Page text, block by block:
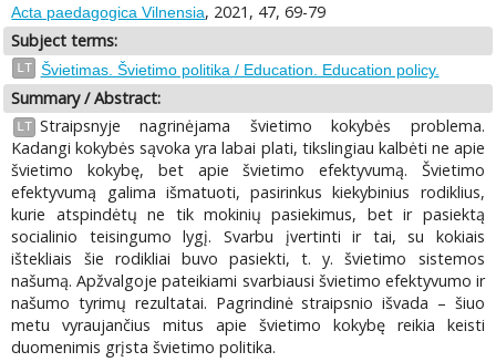
Acta paedagogica Vilnensia, 2021, 47, 69-79
Subject terms:
LT Švietimas. Švietimo politika / Education. Education policy.
Summary / Abstract:
LT Straipsnyje nagrinėjama švietimo kokybės problema.
Kadangi kokybės sąvoka yra labai plati, tikslingiau kalbėti ne apie
švietimo kokybę, bet apie švietimo efektyvumą. Švietimo
efektyvumą galima išmatuoti, pasirinkus kiekybinius rodiklius,
kurie atspindėtų ne tik mokinių pasiekimus, bet ir pasiektą
socialinio teisingumo lygį. Svarbu įvertinti ir tai, su kokiais
ištekliais šie rodikliai buvo pasiekti, t. y. švietimo sistemos
našumą. Apžvalgoje pateikiami svarbiausi švietimo efektyvumo ir
našumo tyrimų rezultatai. Pagrindinė straipsnio išvada – šiuo
metu vyraujančius mitus apie švietimo kokybę reikia keisti
duomenimis grįsta švietimo politika.